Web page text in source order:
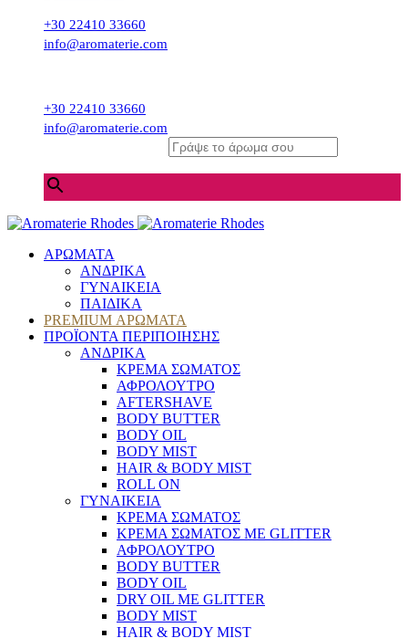
+30 22410 33660
info@aromaterie.com
+30 22410 33660
info@aromaterie.com
ΑΡΩΜΑΤΑ
ΑΝΔΡΙΚΑ
ΓΥΝΑΙΚΕΙΑ
ΠΑΙΔΙΚΑ
PREMIUM ΑΡΩΜΑΤΑ
ΠΡΟΪΟΝΤΑ ΠΕΡΙΠΟΙΗΣΗΣ
ΑΝΔΡΙΚΑ
ΚΡΕΜΑ ΣΩΜΑΤΟΣ
ΑΦΡΟΛΟΥΤΡΟ
AFTERSHAVE
BODY BUTTER
BODY OIL
BODY MIST
HAIR & BODY MIST
ROLL ON
ΓΥΝΑΙΚΕΙΑ
ΚΡΕΜΑ ΣΩΜΑΤΟΣ
ΚΡΕΜΑ ΣΩΜΑΤΟΣ ΜΕ GLITTER
ΑΦΡΟΛΟΥΤΡΟ
BODY BUTTER
BODY OIL
DRY OIL ΜΕ GLITTER
BODY MIST
HAIR & BODY MIST